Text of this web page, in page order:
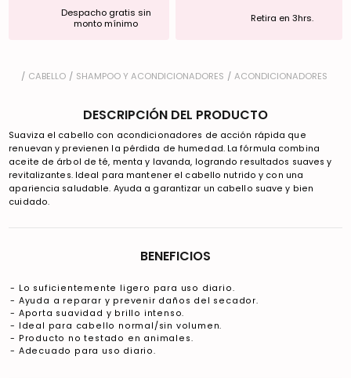
Despacho gratis sin
monto mínimo
Retira en 3hrs.
CABELLO SHAMPOO Y ACONDICIONADORES ACONDICIONADORES
DESCRIPCIÓN DEL PRODUCTO
Suaviza el cabello con acondicionadores de acción rápida que
renuevan y previenen la pérdida de humedad. La fórmula combina
aceite de árbol de té, menta y lavanda, logrando resultados suaves y
revitalizantes. Ideal para mantener el cabello nutrido y con una
apariencia saludable. Ayuda a garantizar un cabello suave y bien
cuidado.
BENEFICIOS
- Lo suficientemente ligero para uso diario.
- Ayuda a reparar y prevenir daños del secador.
- Aporta suavidad y brillo intenso.
- Ideal para cabello normal/sin volumen.
- Producto no testado en animales.
- Adecuado para uso diario.